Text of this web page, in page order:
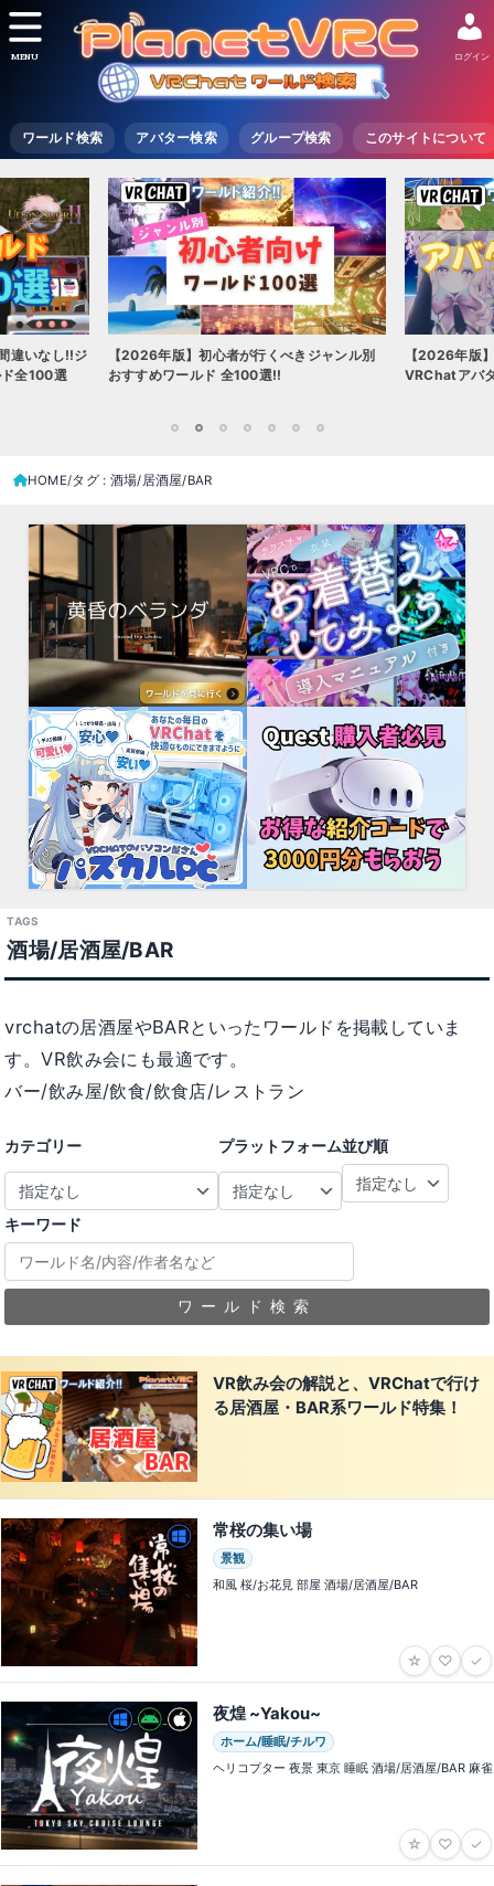
ワールド検索 アバター検索 グループ検索 このサイトについて
ログイン
MENU
年版】初心者が行くべきジャンル別
すめワールド 全100選!!
【2026年版】初心者必見!!無料で
VRChatアバター（アバターワー
HOME タグ : 酒場/居酒屋/BAR
酒場/居酒屋/BAR
vrchatの居酒屋やBARといったワールドを掲載していま
す。VR飲み会にも最適です。
バー/飲み屋/飲食/飲食店/レストラン
カテゴリー プラットフォーム並び順
キーワード
ワールド検索
VR飲み会の解説と、VRChatで行け
る居酒屋・BAR系ワールド特集！
常桜の集い場
景観
和風 桜/お花見 部屋 酒場/居酒屋/BAR
☆ ♡ ✓
夜煌 ~Yakou~
ホーム/睡眠/チルワ
ヘリコプター 夜景 東京 睡眠 酒場/居酒屋/BAR 麻雀
☆ ♡ ✓